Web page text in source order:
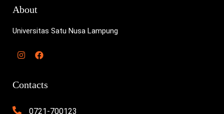
About
Universitas Satu Nusa Lampung
Contacts
0721-700123